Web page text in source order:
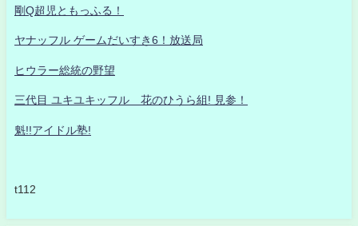
剛Q超児ともっふる！
ヤナッフル ゲームだいすき6！放送局
ヒウラー総統の野望
三代目 ユキユキッフル 花のひうら組! 見参！
魁!!アイドル塾!
t112